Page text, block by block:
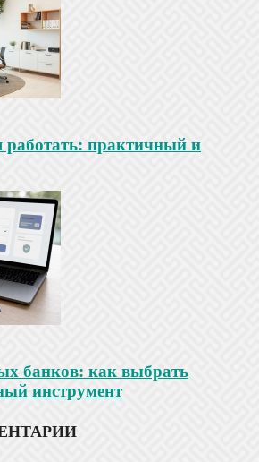
работать: практичный и
банков: как выбрать
инструмент